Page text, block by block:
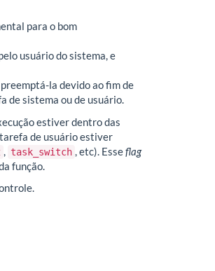
para o bom
usuário do sistema, e
la devido ao fim de
de sistema ou de usuário.
estiver dentro das
de usuário estiver
, task_switch , etc). Esseflag
função.